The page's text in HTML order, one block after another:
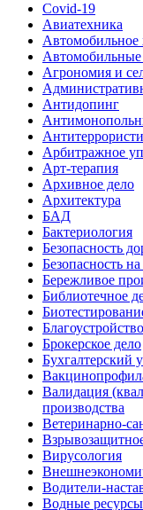
Covid-19
Авиатехника
Автомобильное
Автомобильные
Агрономия и
Антидопинг
Арбитражное
Арт-терапия
Архивное дело
Архитектура
БАД
Бактериология
Безопасность
Безопасность
Бережливое
Библиотечное
Брокерское дело
Бухгалтерский
Валидация
производства
Ветеринарно-
Вирусология
Водители-
Водные ресурсы